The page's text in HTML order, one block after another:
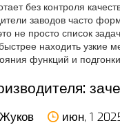
без контроля
заводов часто
не просто список
находить
функций и
июн, 1